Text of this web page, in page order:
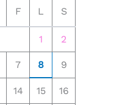
F L S
1 2
7 8 9
14 15 16